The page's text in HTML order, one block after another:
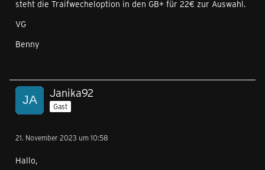
der Vertrag mit der hier hinterlegten Rufnummer kann
zum Black Friday Deal wechseln.
ich habe dir den gewünschten Tarifwechsel eingestellt,
eine Bestätigung bekommst du nochmal per E-Mail.
deinem Kundenkonto sind keine weiteren Bestellungen
steht die Traifwecheloption in den GB+ für 22€ zur Auswahl.
VG
Benny
Janika92
Gast
21. November 2023 um 10:58
Hallo,